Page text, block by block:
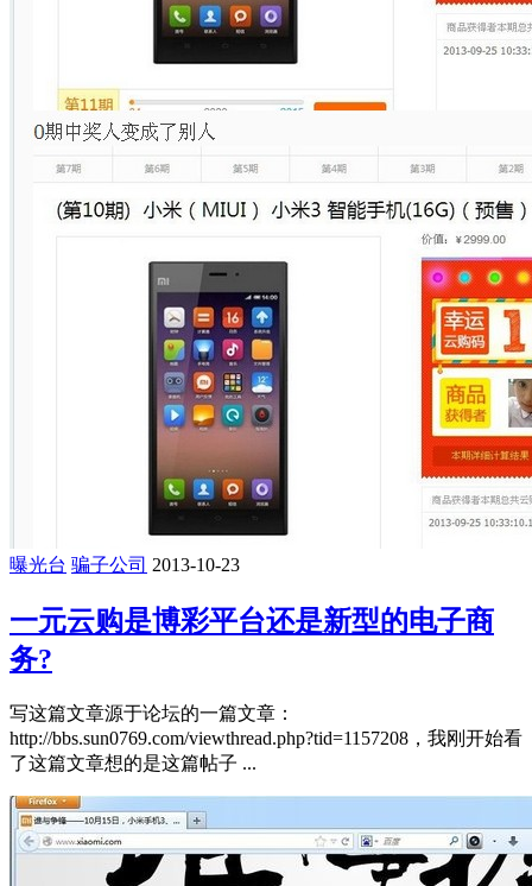
曝光台 骗子公司 2013-10-23
一元云购是博彩平台还是新型的电子商
务?
写这篇文章源于论坛的一篇文章：
http://bbs.sun0769.com/viewthread.php?tid=1157208，我刚开始看
了这篇文章想的是这篇帖子 ...